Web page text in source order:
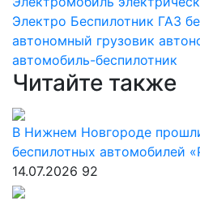
Электро Беспилотник ГАЗ
автономный грузовик
автомобиль-беспилотник
Читайте также
В Нижнем Новгороде
беспилотных автомобилей
14.07.2026 92